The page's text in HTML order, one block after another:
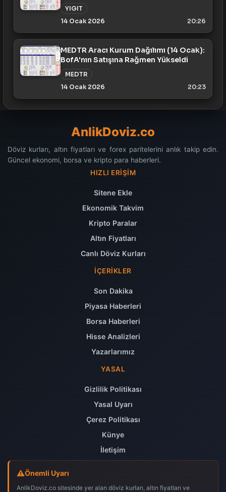
YIGIT
14 Ocak 2026
20:26
MEDTR Aracı Kurum Dağılımı (14 Ocak):
BofA'nın Satışına Rağmen Yükseldi
MEDTR
14 Ocak 2026
20:23
AnlikDoviz.co
Döviz kurları, altın fiyatları ve forex paritelerini anlık takip edin.
Güncel ekonomi, borsa ve kripto para haberleri.
HIZLI ERIŞIM
Sitene Ekle
Ekonomik Takvim
Kripto Paralar
Altın Fiyatları
Canlı Döviz Kurları
İÇERIKLER
Son Dakika
Piyasa Haberleri
Borsa Haberleri
Hisse Analizleri
Yazarlarımız
YASAL
Gizlilik Politikası
Yasal Uyarı
Çerez Politikası
Künye
İletişim
Önemli Uyarı
AnlikDoviz.co sitesinde yer alan döviz kurları, altın fiyatları ve